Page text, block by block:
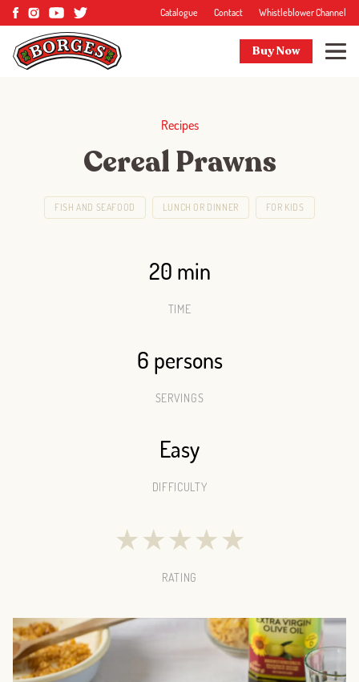
Catalogue Contact Whistleblower Channel
Buy Now
Recipes
Cereal Prawns
FISH AND SEAFOOD LUNCH OR DINNER FOR KIDS
20 min
TIME
6 persons
SERVINGS
Easy
DIFFICULTY
★★★★★
RATING